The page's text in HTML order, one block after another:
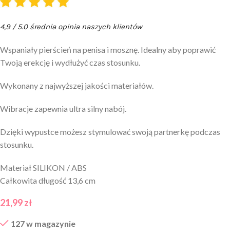
4,9 / 5.0 średnia opinia naszych klientów
Wspaniały pierścień na penisa i mosznę. Idealny aby poprawić
Twoją erekcję i wydłużyć czas stosunku.
Wykonany z najwyższej jakości materiałów.
Wibracje zapewnia ultra silny nabój.
Dzięki wypustce możesz stymulować swoją partnerkę podczas
stosunku.
Materiał SILIKON / ABS
Całkowita długość 13,6 cm
21,99zł
127 w magazynie